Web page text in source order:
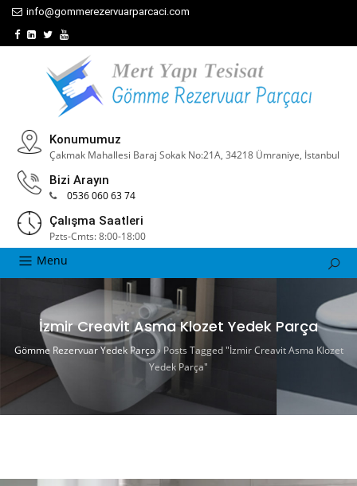
info@gommerezervuarparcaci.com
Konumumuz
Çakmak Mahallesi Baraj Sokak No:21A, 34218 Ümraniye, İstanbul
Bizi Arayın
0536 060 63 74
Çalışma Saatleri
Pzts-Cmts: 8:00-18:00
Menu
İzmir Creavit Asma Klozet Yedek Parça
Gömme Rezervuar Yedek Parça›Posts Tagged "İzmir Creavit Asma Klozet
Yedek Parça"